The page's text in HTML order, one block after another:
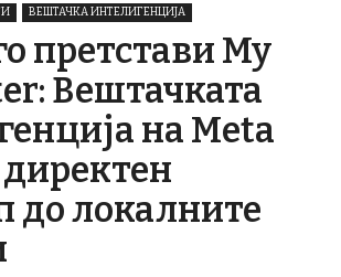
ВЕШТАЧКА ИНТЕЛИГЕНЦИЈА
претстави My
Вештачката
на Meta
до локалните